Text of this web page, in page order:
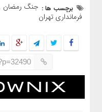
برچسب ها : جنگ رمضان
فرمانداری تهران